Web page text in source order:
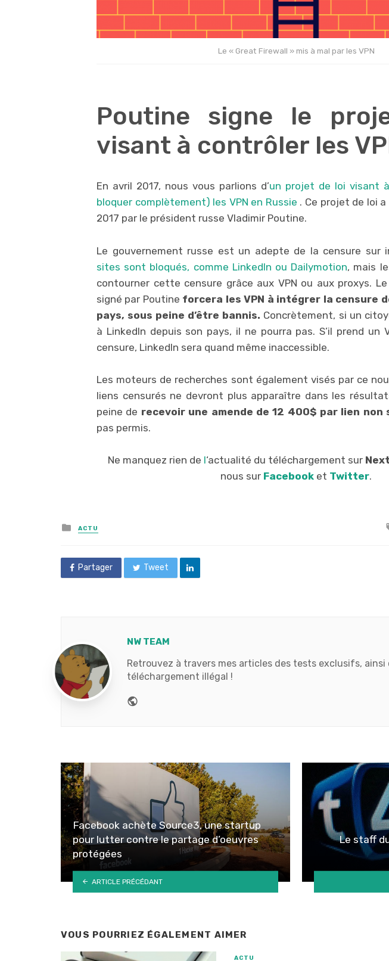
Le « Great Firewall » mis à mal par les VPN
Poutine signe le
visant à contrôler les
En avril 2017, nous vous parlions d’un projet de loi visant
bloquer complètement) les VPN en Russie . Ce projet de loi
2017 par le président russe Vladimir Poutine.
Le gouvernement russe est un adepte de la censure sur
sites sont bloqués, comme LinkedIn ou Dailymotion, mais
contourner cette censure grâce aux VPN ou aux proxys.
signé par Poutine forcera les VPN à intégrer la censure
pays, sous peine d’être bannis. Concrètement, si un
à LinkedIn depuis son pays, il ne pourra pas. S’il prend un
censure, LinkedIn sera quand même inaccessible.
Les moteurs de recherches sont également visés par ce
liens censurés ne devront plus apparaître dans les
peine de recevoir une amende de 12 400$ par lien non
pas permis.
Ne manquez rien de l‘actualité du téléchargement sur
nous sur Facebook et Twitter.
Posted
in
ACTU
Partager Tweet
NW TEAM
Retrouvez à travers mes articles des tests exclusifs,
téléchargement illégal !
Facebook achète Source3, une startup
pour lutter contre le partage d’oeuvres
protégées
ARTICLE PRÉCÉDANT
Le staff
VOUS POURRIEZ ÉGALEMENT AIMER
ACTU